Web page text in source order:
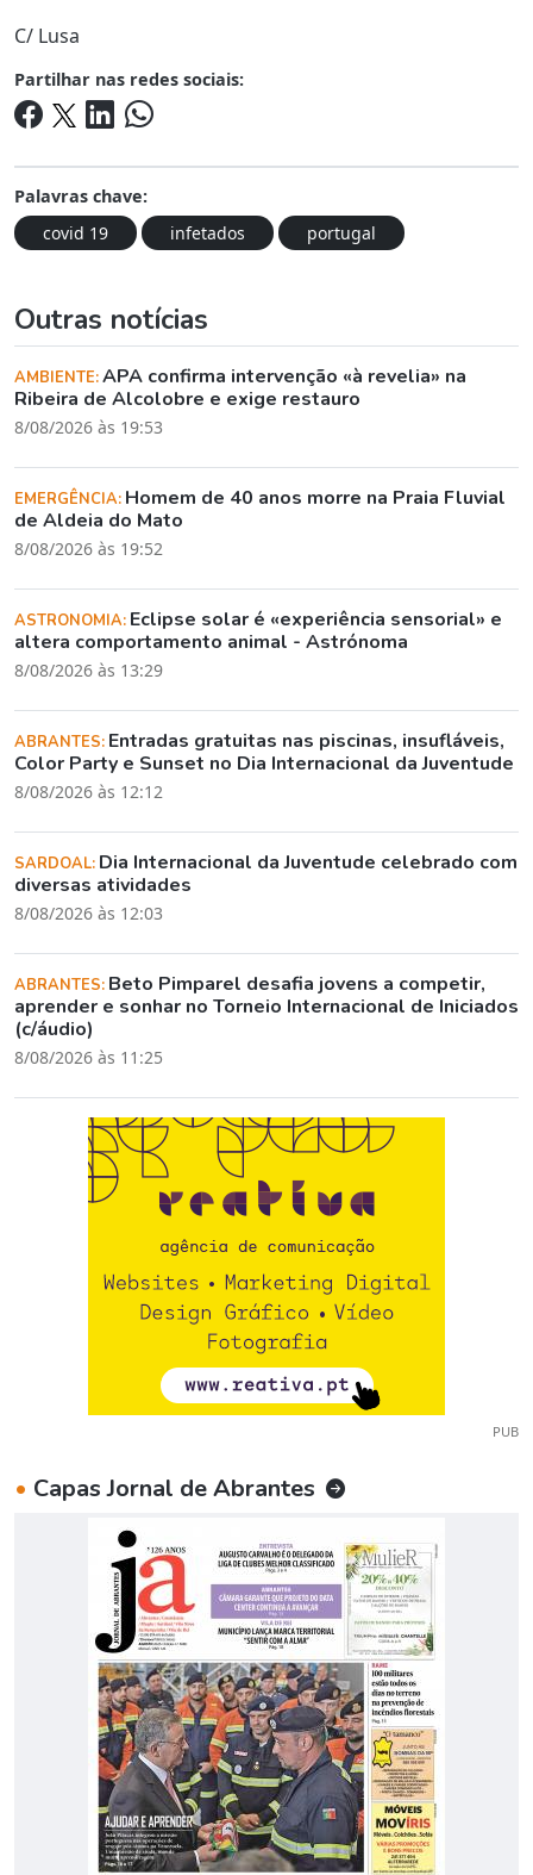
C/ Lusa
Partilhar nas redes sociais:
Palavras chave:
covid 19
infetados portugal
Outras notícias
AMBIENTE:APA confirma intervenção «à revelia» na
Ribeira de Alcolobre e exige restauro
8/08/2026 às 19:53
EMERGÊNCIA: Homem de 40 anos morre na Praia Fluvial
de Aldeia do Mato
8/08/2026 às 19:52
ASTRONOMIA: Eclipse solar é «experiência sensorial» e
altera comportamento animal - Astrónoma
8/08/2026 às 13:29
ABRANTES: Entradas gratuitas nas piscinas, insufláveis,
Color Party e Sunset no Dia Internacional da Juventude
8/08/2026 às 12:12
SARDOAL: Dia Internacional da Juventude celebrado com
diversas atividades
8/08/2026 às 12:03
ABRANTES: Beto Pimparel desafia jovens a competir,
aprender e sonhar no Torneio Internacional de Iniciados
(c/áudio)
8/08/2026 às 11:25
PUB
• Capas Jornal de Abrantes